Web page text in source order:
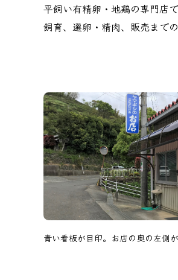
平飼い有精卵・地鶏の専門店で
飼育、選卵・精肉、販売までの
青い看板が目印。お店の奥の左側が